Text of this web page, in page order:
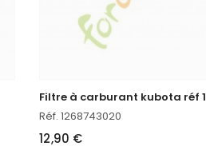
Réf. 1268743020
12,90 €